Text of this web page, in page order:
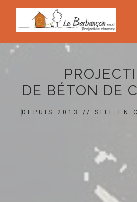
DE BÉTON DE
DEPUIS 2013 // SITE EN